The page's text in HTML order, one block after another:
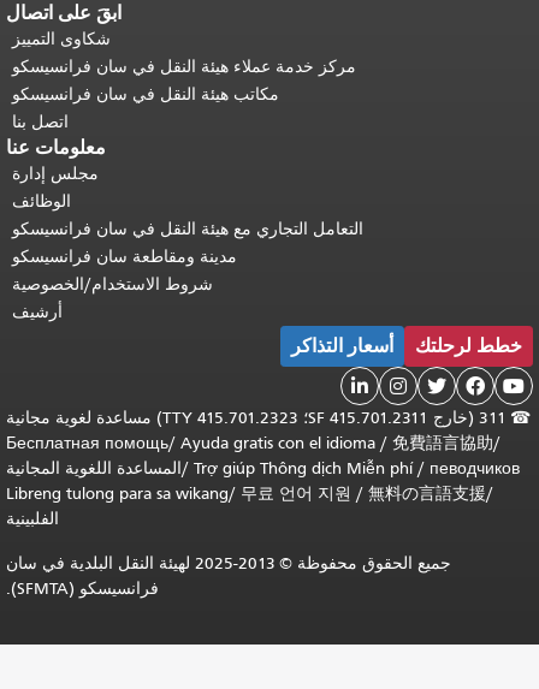
ابقَ على اتصال
شكاوى التمييز
مركز خدمة عملاء هيئة النقل في سان فرانسيسكو
مكاتب هيئة النقل في سان فرانسيسكو
اتصل بنا
معلومات عنا
مجلس إدارة
الوظائف
التعامل التجاري مع هيئة النقل في سان فرانسيسكو
مدينة ومقاطعة سان فرانسيسكو
شروط الاستخدام/الخصوصية
أرشيف
خطط لرحلتك أسعار التذاكر





☎
311 (خارج SF 415.701.2311؛ TTY 415.701.2323) مساعدة لغوية مجانية
/
免費語言協助
/
Ayuda gratis con el idioma
/
Бесплатная помощь
певодчиков
/
Trợ giúp Thông dịch Miễn phí
/المساعدة اللغوية المجانية
/
無料の言語支援
/
무료 언어 지원
/
Libreng tulong para sa wikang
الفلبينية
جميع الحقوق محفوظة © 2013-2025 لهيئة النقل البلدية في سان
فرانسيسكو (SFMTA).